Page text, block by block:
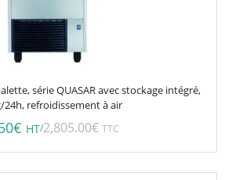
série QUASAR avec stockage intégré,
24h, refroidissement à air
€ HT/2,805.00€ TTC